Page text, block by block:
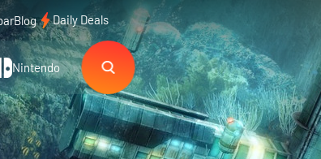
Blog Daily Deals
Nintendo